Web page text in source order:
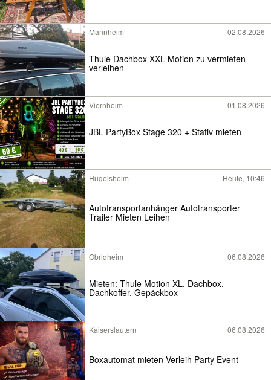
Mannheim 02.08.2026
Thule Dachbox XXL Motion zu vermieten
verleihen
Viernheim 01.08.2026
JBL PartyBox Stage 320 + Stativ mieten
Hügelsheim Heute, 10:46
Autotransportanhänger Autotransporter
Trailer Mieten Leihen
Obrigheim 06.08.2026
Mieten: Thule Motion XL, Dachbox,
Dachkoffer, Gepäckbox
Kaiserslautern 06.08.2026
Boxautomat mieten Verleih Party Event